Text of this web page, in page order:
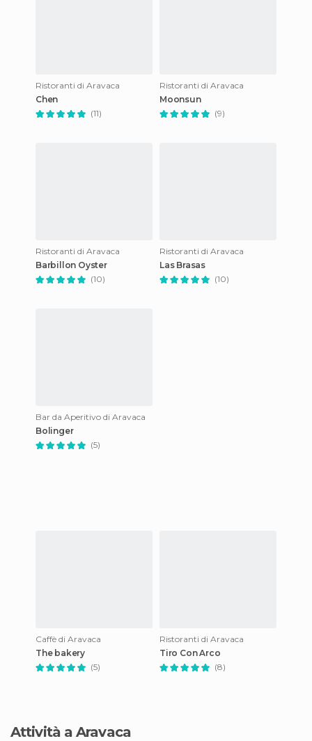
Ristoranti di Aravaca
Chen
(11)
Ristoranti di Aravaca
Moonsun
(9)
Ristoranti di Aravaca
Barbillon Oyster
(10)
Ristoranti di Aravaca
Las Brasas
(10)
Bar da Aperitivo di Aravaca
Bolinger
(5)
Caffè di Aravaca
The bakery
(5)
Ristoranti di Aravaca
Tiro Con Arco
(8)
Attività a Aravaca